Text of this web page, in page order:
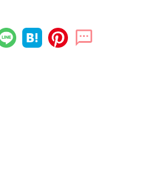
寝かしつけが大変で「これっていつ